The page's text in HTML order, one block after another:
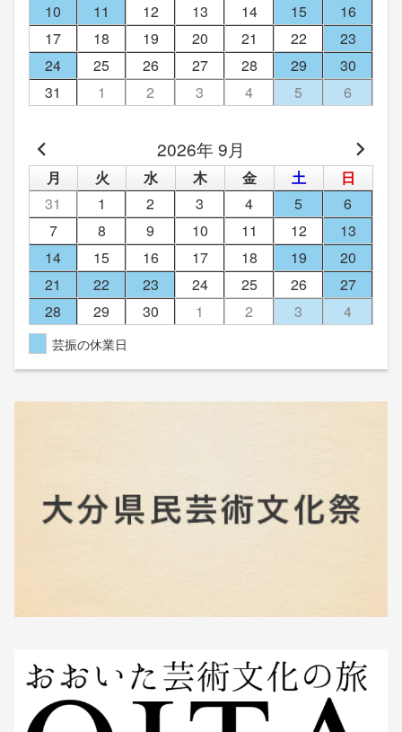
10
11 12 13 14 15
16
17
18 19 20 21 22
23
24
25 26 27 28 29
30
31
1 2 3 4 5 6
2026年 9月
月 火 水 木 金 土
日
31
1 2 3 4 5
6
7
8 9 10 11 12
13
14
15 16 17 18 19
20
21
22 23 24 25 26
27
28
29 30 1 2 3 4
芸振の休業日